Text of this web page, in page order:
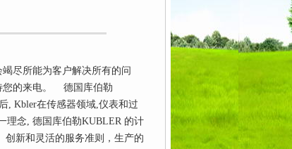
尽所能为客户解决所有的问
您的来电。 德国库伯勒
, Kbler在传感器领域,仪表和过
理念, 德国库伯勒KUBLER 的计
创新和灵活的服务准则，生产的